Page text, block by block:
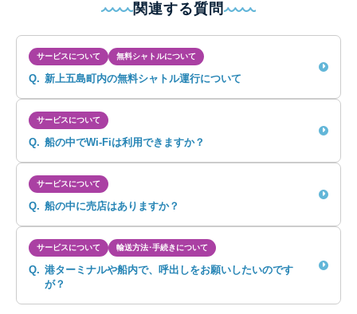
関連する質問
サービスについて 無料シャトルについて
Q. 新上五島町内の無料シャトル運行について
サービスについて
Q. 船の中でWi-Fiは利用できますか？
サービスについて
Q. 船の中に売店はありますか？
サービスについて 輸送方法･手続きについて
Q. 港ターミナルや船内で、呼出しをお願いしたいのです
が？